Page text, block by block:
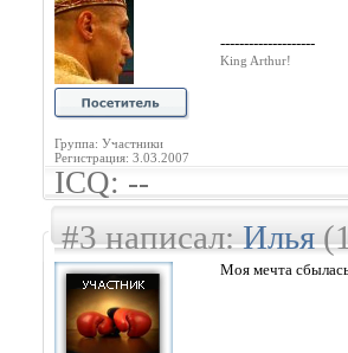
Группа: Участники
Регистрация: 3.03.2007
--------------------
King Arthur!
ICQ: --
#3 написал:Илья
Моя мечта